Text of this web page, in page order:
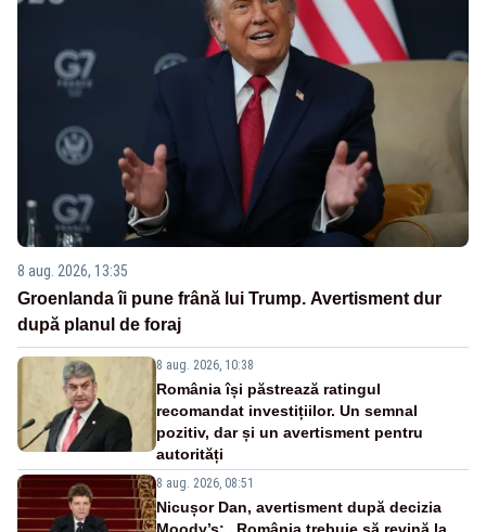
8 aug. 2026, 13:35
Groenlanda îi pune frână lui Trump. Avertisment dur
după planul de foraj
8 aug. 2026, 10:38
România își păstrează ratingul
recomandat investițiilor. Un semnal
pozitiv, dar și un avertisment pentru
autorități
8 aug. 2026, 08:51
Nicușor Dan, avertisment după decizia